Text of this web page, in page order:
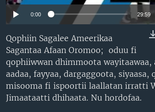
0:00 29:59
Qophiin Sagalee Ameerikaa
Sagantaa Afaan Oromoo; oduu fi
qophiiwwan dhimmoota wayitaawaa,
aadaa, fayyaa, dargaggoota, siyaasa,
misooma fi ispoortii laallatan irratti
Jimaataatti dhihaata. Nu hordofaa.